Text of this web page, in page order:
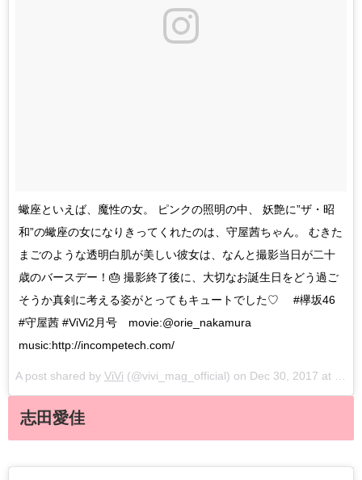
蠍座といえば、魔性の女。 ピンクの照明の中、 妖艶に”ザ・昭
和”の蠍座の女になりきってくれたのは、守屋茜ちゃん。 むきた
まごのような透明白肌が美しい彼女は、なんと撮影当日が二十
歳のバースデー！🎂 撮影終了後に、大切なお誕生日をどう過ご
そうか真剣に考える姿がとってもキュートでした♡ #欅坂46
#守屋茜 #ViVi2月号 movie:@orie_nakamura
music:http://incompetech.com/
A post shared by ViVi (@vivi_mag_official) on Dec 30, 2017 at 2:15am PST
志田愛佳